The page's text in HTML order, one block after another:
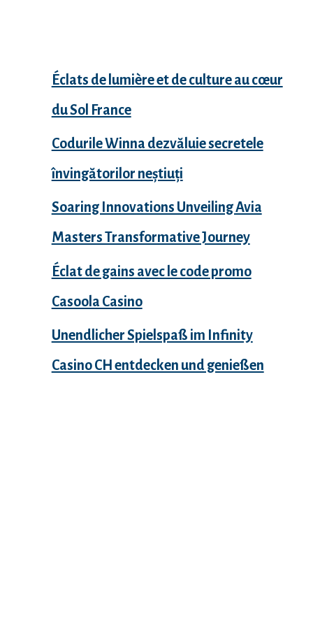
Éclats de lumière et de culture au cœur
du Sol France
Codurile Winna dezvăluie secretele
învingătorilor neștiuți
Soaring Innovations Unveiling Avia
Masters Transformative Journey
Éclat de gains avec le code promo
Casoola Casino
Unendlicher Spielspaß im Infinity
Casino CH entdecken und genießen